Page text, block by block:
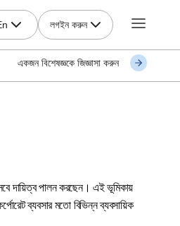
লগইন করুন
একজন বিশেষজ্ঞকে জিজ্ঞাসা করুন
দায়িত্ব পালন করছেন। এই ভূমিকায়
ব্যবসার মতো বিভিন্ন ব্যবসায়িক